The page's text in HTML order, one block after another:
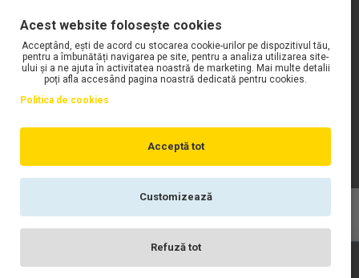
Copyright © WORK Motors
Acest website folosește cookies
Acceptând, ești de acord cu stocarea cookie-urilor pe dispozitivul tău,
pentru a îmbunătăți navigarea pe site, pentru a analiza utilizarea site-
ului și a ne ajuta în activitatea noastră de marketing. Mai multe detalii
poți afla accesând pagina noastră dedicată pentru cookies.
Politica de cookies
Acceptă tot
Customizează
Refuză tot